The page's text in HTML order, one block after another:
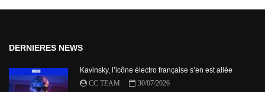
DERNIERES NEWS
Kavinsky, l’icône électro française s’en est allée
CC TEAM
30/07/2026